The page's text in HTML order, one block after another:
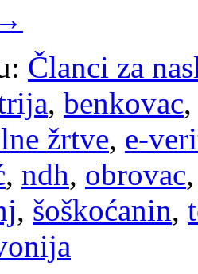
Članci za
, benkovac
žrtve, e-
, ndh, obrovac
, šoškoćanin,